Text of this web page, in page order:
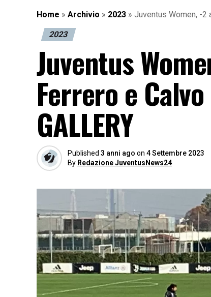
Home » Archivio » 2023 » Juventus Women, -2
2023
Juventus
Ferrero e
GALLERY
Published 3 anni ago on 4 Settembre 2023
By Redazione JuventusNews24